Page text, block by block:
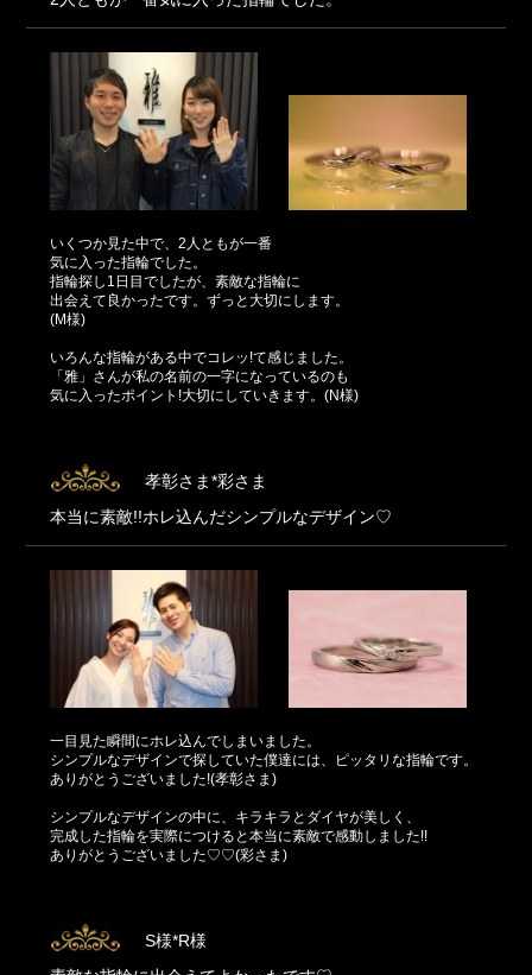
いくつか見た中で、2人ともが一番
気に入った指輪でした。
指輪探し1日目でしたが、素敵な指輪に
出会えて良かったです。ずっと大切にします。
(M様)
いろんな指輪がある中でコレッ!て感じました。
「雅」さんが私の名前の一字になっているのも
気に入ったポイント!大切にしていきます。(N様)
孝彰さま*彩さま
本当に素敵!!ホレ込んだシンプルなデザイン♡
一目見た瞬間にホレ込んでしまいました。
シンプルなデザインで探していた僕達には、ピッタリな指輪です。
ありがとうございました!(孝彰さま)
シンプルなデザインの中に、キラキラとダイヤが美しく、
完成した指輪を実際につけると本当に素敵で感動しました!!
ありがとうございました♡♡(彩さま)
S様*R様